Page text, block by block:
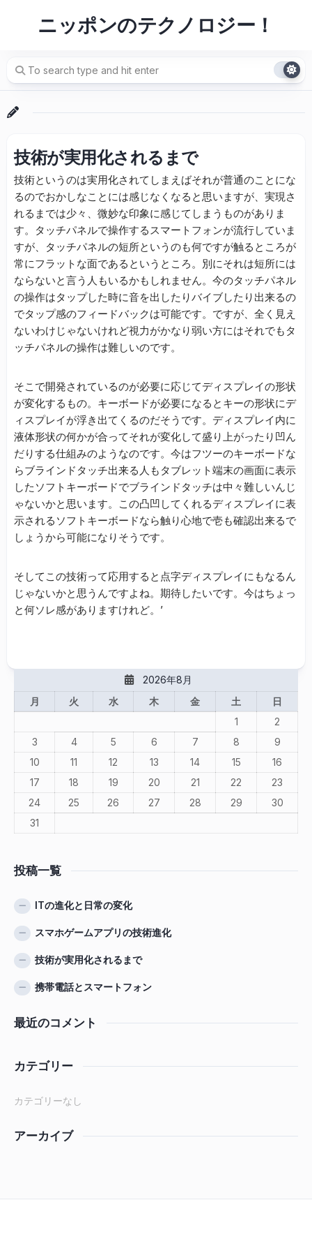
ニッポンのテクノロジー！
技術が実用化されるまで
技術というのは実用化されてしまえばそれが普通のことにな
るのでおかしなことには感じなくなると思いますが、実現さ
れるまでは少々、微妙な印象に感じてしまうものがありま
す。タッチパネルで操作するスマートフォンが流行していま
すが、タッチパネルの短所というのも何ですが触るところが
常にフラットな面であるというところ。別にそれは短所には
ならないと言う人もいるかもしれません。今のタッチパネル
の操作はタップした時に音を出したりバイブしたり出来るの
でタップ感のフィードバックは可能です。ですが、全く見え
ないわけじゃないけれど視力がかなり弱い方にはそれでもタ
ッチパネルの操作は難しいのです。
そこで開発されているのが必要に応じてディスプレイの形状
が変化するもの。キーボードが必要になるとキーの形状にデ
ィスプレイが浮き出てくるのだそうです。ディスプレイ内に
液体形状の何かが合ってそれが変化して盛り上がったり凹ん
だりする仕組みのようなのです。今はフツーのキーボードな
らブラインドタッチ出来る人もタブレット端末の画面に表示
したソフトキーボードでブラインドタッチは中々難しいんじ
ゃないかと思います。この凸凹してくれるディスプレイに表
示されるソフトキーボードなら触り心地で壱も確認出来るで
しょうから可能になりそうです。
そしてこの技術って応用すると点字ディスプレイにもなるん
じゃないかと思うんですよね。期待したいです。今はちょっ
と何ソレ感がありますけれど。’
2026年8月
月
火 水 木 金 土
日
1
2
3
4 5 6 7 8
9
10
11 12 13 14 15
16
17
18 19 20 21 22
23
24
25 26 27 28 29
30
31
投稿一覧
ITの進化と日常の変化
スマホゲームアプリの技術進化
技術が実用化されるまで
携帯電話とスマートフォン
最近のコメント
カテゴリー
カテゴリーなし
アーカイブ